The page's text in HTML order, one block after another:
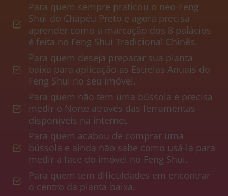
Para quem sempre praticou o neo-Feng
Shui do Chapéu Preto e agora precisa
aprender como a marcação dos 8 palácios
é feita no Feng Shui Tradicional Chinês.
Para quem deseja preparar sua planta-
baixa para aplicação as Estrelas Anuais do
Feng Shui no seu imóvel.
Para quem não tem uma bússola e precisa
medir o Norte através das ferramentas
disponíveis na internet.
Para quem acabou de comprar uma
bússola e ainda não sabe como usá-la para
medir a face do imóvel no Feng Shui.
Para quem tem dificuldades em encontrar
o centro da planta-baixa.